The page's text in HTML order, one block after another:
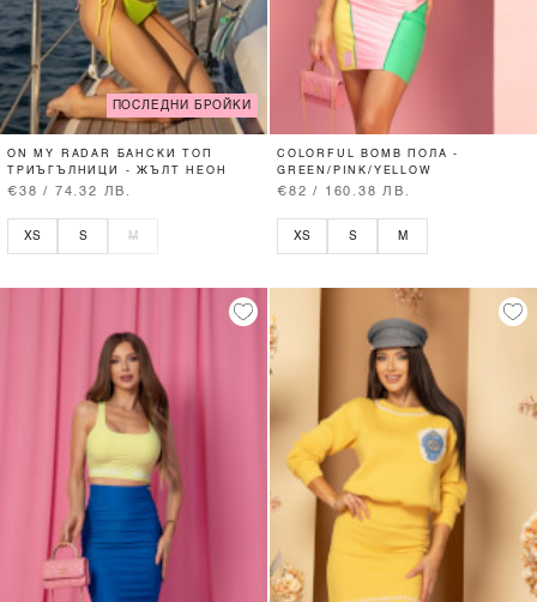
ПОСЛЕДНИ БРОЙКИ
ON MY RADAR БАНСКИ ТОП
ТРИЪГЪЛНИЦИ - ЖЪЛТ НЕОН
€38 / 74.32 ЛВ.
XS S M
COLORFUL BOMB ПОЛА -
GREEN/PINK/YELLOW
€82 / 160.38 ЛВ.
XS S M